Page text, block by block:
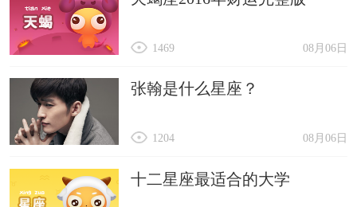
08月06日
1469
张翰是什么星座？
08月06日
1204
十二星座最适合的大学